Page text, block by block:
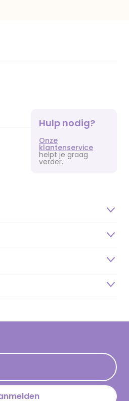
Hulp nodig?
Onze
klantenservice
helpt je graag
verder.